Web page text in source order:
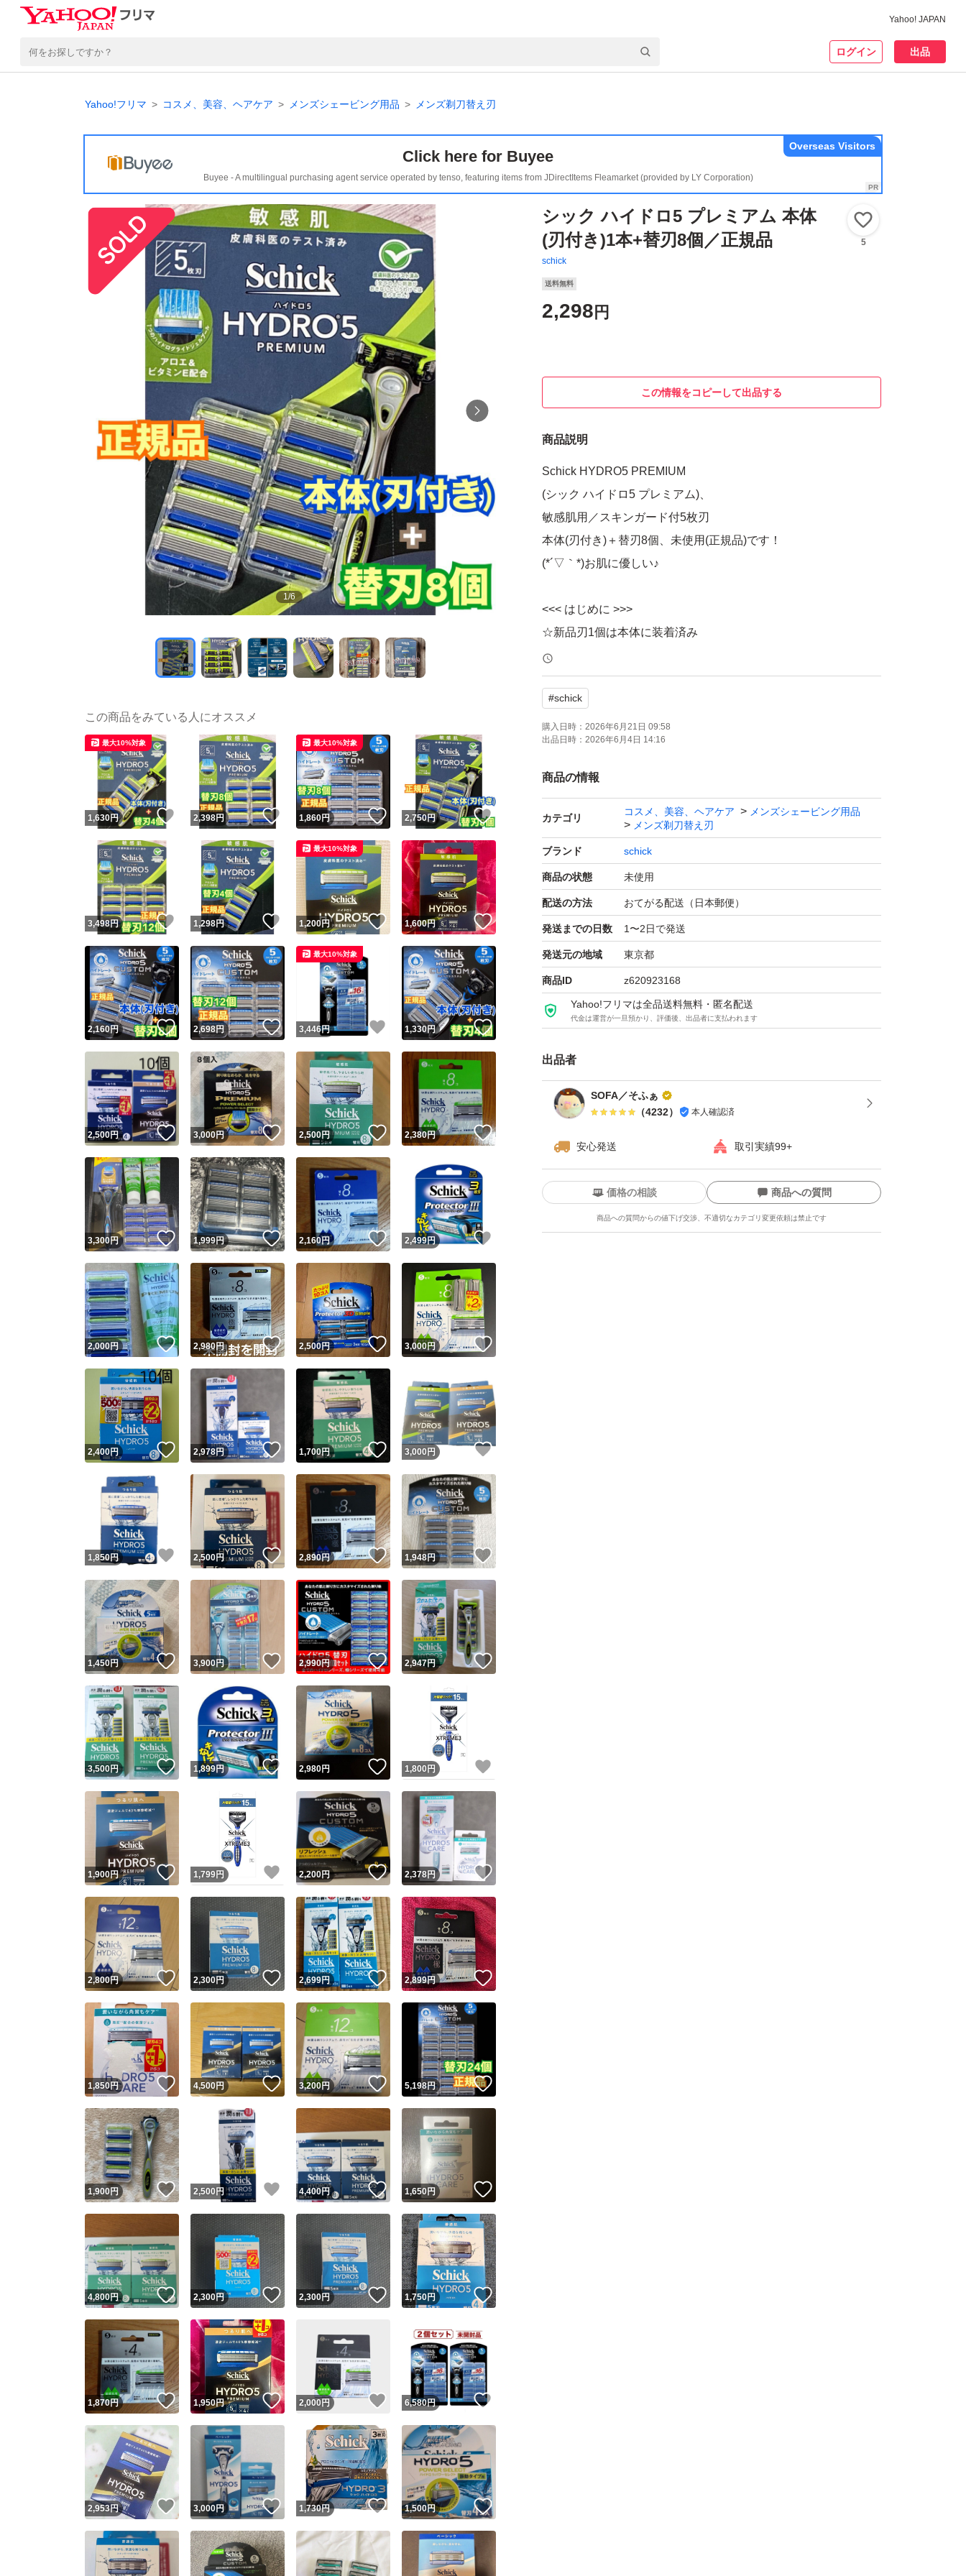
Yahoo! JAPAN
ログイン 出品
Yahoo!フリマ コスメ、美容、ヘアケア メンズシェービング用品 メンズ剃刀替え刃
Click here for Buyee
Buyee - A multilingual purchasing agent service operated by tenso, featuring items from JDirectItems Fleamarket (provided by LY Corporation)
Overseas Visitors
1/6
シック ハイドロ5 プレミアム 本体
(刃付き)1本+替刃8個／正規品
schick
5
送料無料
2,298 円
この情報をコピーして出品する
商品説明
Schick HYDRO5 PREMIUM
(シック ハイドロ5 プレミアム)、
敏感肌用／スキンガード付5枚刃
本体(刃付き)＋替刃8個、未使用(正規品)です！
(*´▽｀*)お肌に優しい♪
<<< はじめに >>>
☆新品刃1個は本体に装着済み
☆刃の総数は『9』です
お間違えなきよう、ご検討願います
写真5.6枚目パッケージサンプルです。
同品をバラして出品しております。
ハイドロシリーズの敏感肌用です。
シックシリーズは全て互換性がありますので
他のシックシリーズ本体にも替刃は適用できます。
■アロエ+ビタミンE配合／肌への摩擦を軽減
■ウォータースルー構造／洗い流し簡単
■フリップ式トリマー／細かい部分まで整えられる
■スキンガード付5枚刃／ヒリヒリから肌を守る
■皮膚科医のテスト済み
ゾーリゾーリと剃りまくって下さい！
ヾ(⌒(_*・ω・)_ 毛を刈られたの羊のように！
☆お品の特性です
着する場合がございますが、水に触れると溶けだすジェル部分の
一部が粉末化し付着している物の為、使用上問題は御座いません
#schick
購入日時： 2026年6月21日 09:58
出品日時： 2026年6月4日 14:16
商品の情報
カテゴリ
コスメ、美容、ヘアケア
メンズシェービング用品
メンズ剃刀替え刃
ブランド schick
商品の状態 未使用
配送の方法 おてがる配送（日本郵便）
発送までの日数 1〜2日で発送
発送元の地域 東京都
商品ID z620923168
Yahoo!フリマは全品送料無料・匿名配送
代金は運営が一旦預かり、評価後、出品者に支払われます
出品者
SOFA／そふぁ
（4232） 本人確認済
安心発送 取引実績99+
ユーザーの実績について
Yahoo!フリマが定めた一定の基準を満たしたユーザーにバッジを付与しています
安心取引出品者
安心取引出品者 Yahoo!フリマの基準をクリアした安心・安全なユーザーです
取引実績
取引実績◯+ このユーザーはYahoo!フリマの取引を完了させた実績があります
他フリマ実績◯+ このユーザーは他フリマサービスでの取引実績があります
スピード&安心発送
※このバッジは実績に基づく表示であり、発送を保証しているものではありません
スピード＆安心発送
このユーザーは高頻度で24時間以内＆設定した発送日数内に発送してい
スピード発送 このユーザーは高頻度で24時間以内に発送しています
安心発送 このユーザーは設定した発送日数内に発送しています
価格の相談 商品への質問
商品への質問からの値下げ交渉、不適切なカテゴリ変更依頼は禁止です
この商品の情報をコピーします
商品画像の無断転載は禁止されています
コピーは1商品につき1回です
出品ページへ
キャンセル
この商品をみている人にオススメ
1,630円 いいね！
最大10%対象
2,398円 いいね！
1,860円 いいね！
最大10%対象
2,750円 いいね！
3,498円 いいね！
1,298円 いいね！
1,200円 いいね！
最大10%対象
1,600円 いいね！
2,160円 いいね！
2,698円 いいね！
3,446円 いいね！
最大10%対象
1,330円 いいね！
2,500円 いいね！
3,000円 いいね！
2,500円 いいね！
2,380円 いいね！
3,300円 いいね！
1,999円 いいね！
2,160円 いいね！
2,499円
2,000円 いいね！
2,980円 いいね！
2,500円 いいね！
3,000円
2,400円 いいね！
2,978円 いいね！
1,700円 いいね！
3,000 円 いいね！
1,850円 いいね！
2,500円 いいね！
2,890円 いいね！
1,948円 いいね！
1,450円 いいね！
3,900円 いいね！
2,990円 いいね！
2,947円
3,500円 いいね！
1,899円 いいね！
2,980円 いいね！
1,800 円
1,900円 いいね！
1,799円 いいね！
2,200円 いいね！
2,378円
2,800円 いいね！
2,300円 いいね！
2,699円 いいね！
2,899円 いいね！
1,850円 いいね！
4,500円 いいね！
3,200円 いいね！
5,198円
1,900円 いいね！
2,500 円 いいね！
4,400円 いいね！
1,650円
4,800円 いいね！
2,300円 いいね！
2,300円 いいね！
1,750円 いいね！
1,870円 いいね！
1,950円 いいね！
2,000 円 いいね！
6,580円
2,953円 いいね！
3,000円 いいね！
1,730円 いいね！
1,500円